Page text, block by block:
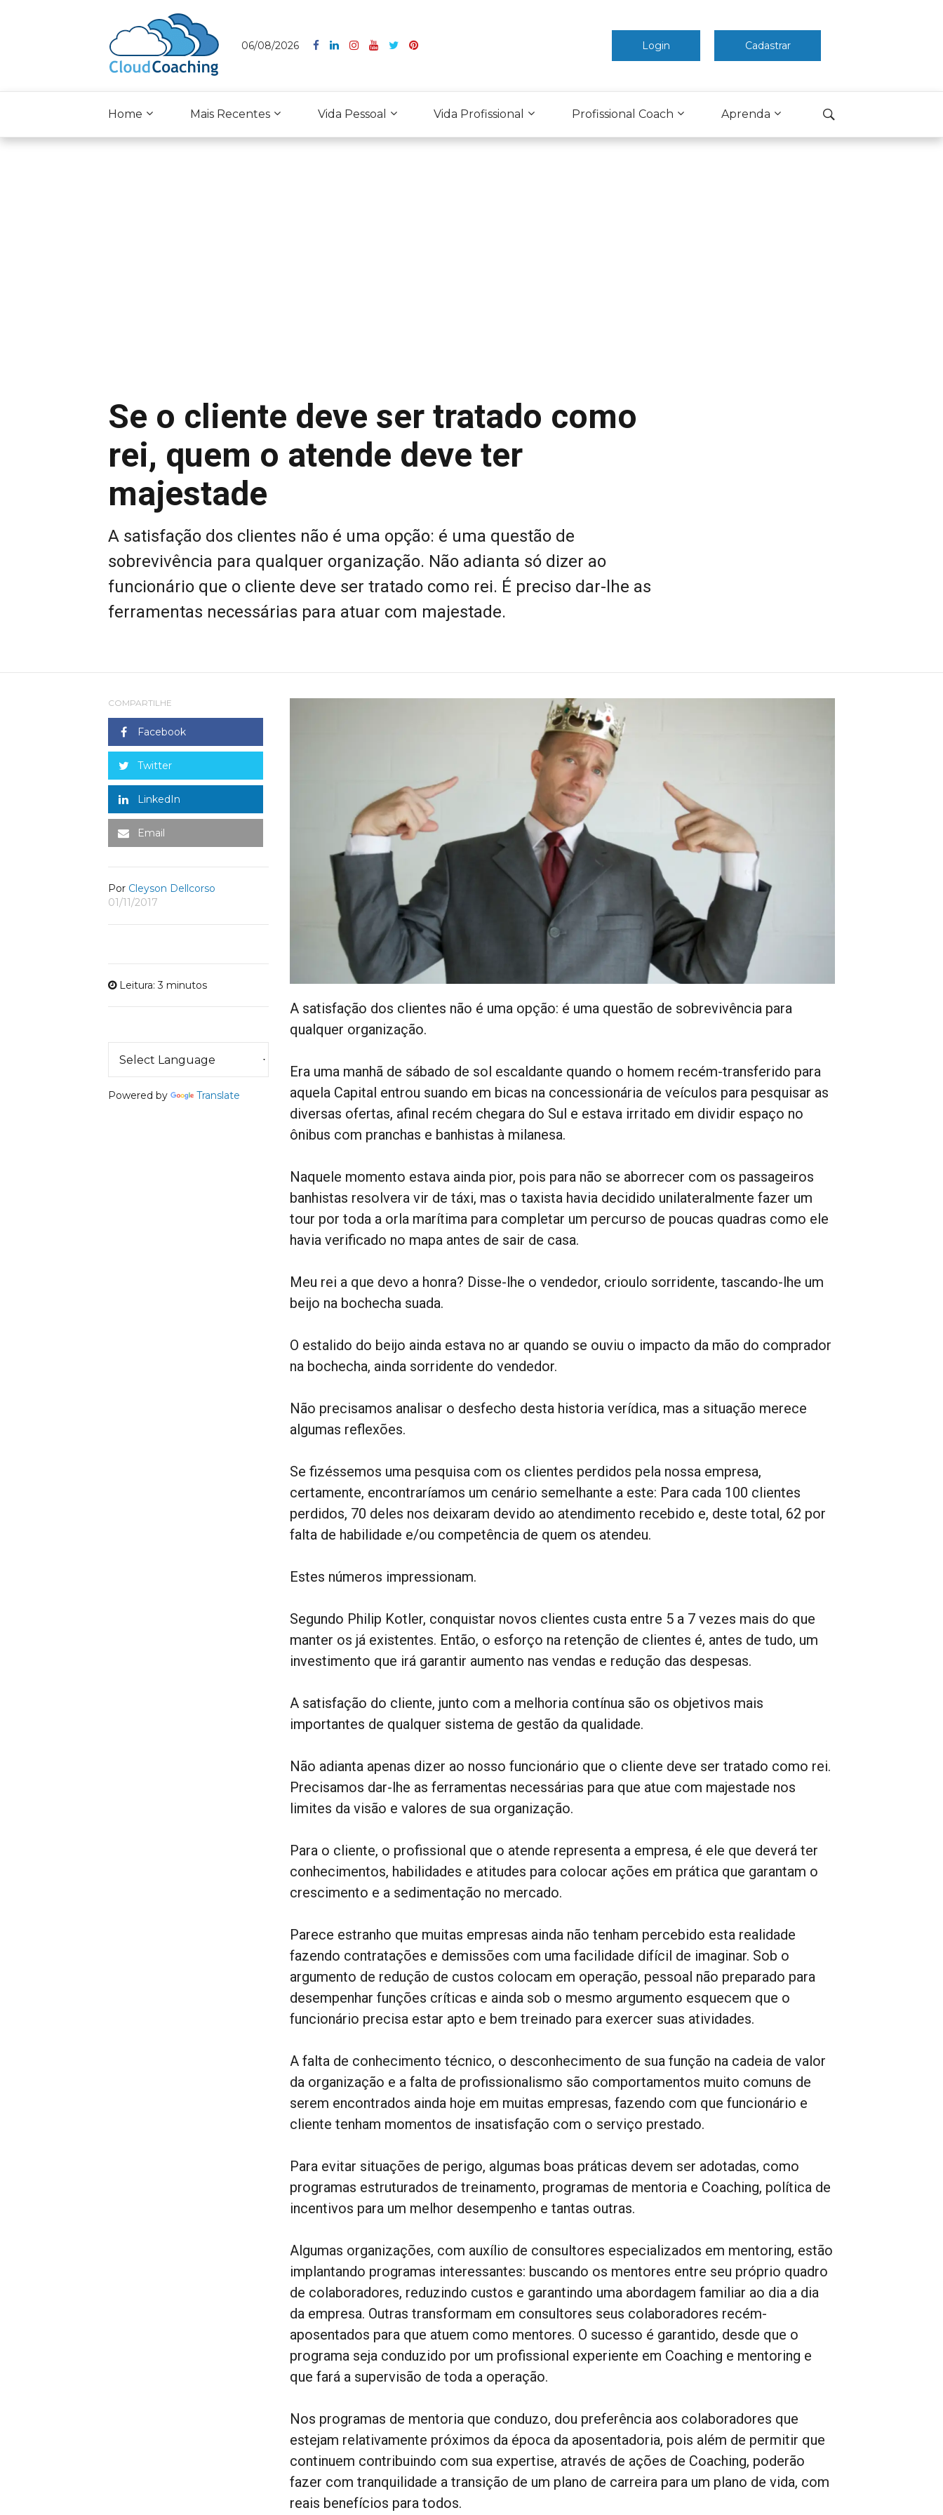
06/08/2026 Login Cadastrar
Home Mais Recentes Vida Pessoal Vida Profissional Profissional Coach Aprenda
Se o cliente deve ser tratado como
rei, quem o atende deve ter
majestade
A satisfação dos clientes não é uma opção: é uma questão de
sobrevivência para qualquer organização. Não adianta só dizer ao
funcionário que o cliente deve ser tratado como rei. É preciso dar-lhe as
ferramentas necessárias para atuar com majestade.
COMPARTILHE
Facebook
Twitter
LinkedIn
Email
Por Cleyson Dellcorso
01/11/2017
Leitura: 3 minutos
Powered by Translate
A satisfação dos clientes não é uma opção: é uma questão de sobrevivência para
qualquer organização.
Era uma manhã de sábado de sol escaldante quando o homem recém-transferido para
aquela Capital entrou suando em bicas na concessionária de veículos para pesquisar as
diversas ofertas, afinal recém chegara do Sul e estava irritado em dividir espaço no
ônibus com pranchas e banhistas à milanesa.
Naquele momento estava ainda pior, pois para não se aborrecer com os passageiros
banhistas resolvera vir de táxi, mas o taxista havia decidido unilateralmente fazer um
tour por toda a orla marítima para completar um percurso de poucas quadras como ele
havia verificado no mapa antes de sair de casa.
Meu rei a que devo a honra? Disse-lhe o vendedor, crioulo sorridente, tascando-lhe um
beijo na bochecha suada.
O estalido do beijo ainda estava no ar quando se ouviu o impacto da mão do comprador
na bochecha, ainda sorridente do vendedor.
Não precisamos analisar o desfecho desta historia verídica, mas a situação merece
algumas reflexões.
Se fizéssemos uma pesquisa com os clientes perdidos pela nossa empresa,
certamente, encontraríamos um cenário semelhante a este: Para cada 100 clientes
perdidos, 70 deles nos deixaram devido ao atendimento recebido e, deste total, 62 por
falta de habilidade e/ou competência de quem os atendeu.
Estes números impressionam.
Segundo Philip Kotler, conquistar novos clientes custa entre 5 a 7 vezes mais do que
manter os já existentes. Então, o esforço na retenção de clientes é, antes de tudo, um
investimento que irá garantir aumento nas vendas e redução das despesas.
A satisfação do cliente, junto com a melhoria contínua são os objetivos mais
importantes de qualquer sistema de gestão da qualidade.
Não adianta apenas dizer ao nosso funcionário que o cliente deve ser tratado como rei.
Precisamos dar-lhe as ferramentas necessárias para que atue com majestade nos
limites da visão e valores de sua organização.
Para o cliente, o profissional que o atende representa a empresa, é ele que deverá ter
conhecimentos, habilidades e atitudes para colocar ações em prática que garantam o
crescimento e a sedimentação no mercado.
Parece estranho que muitas empresas ainda não tenham percebido esta realidade
fazendo contratações e demissões com uma facilidade difícil de imaginar. Sob o
argumento de redução de custos colocam em operação, pessoal não preparado para
desempenhar funções críticas e ainda sob o mesmo argumento esquecem que o
funcionário precisa estar apto e bem treinado para exercer suas atividades.
A falta de conhecimento técnico, o desconhecimento de sua função na cadeia de valor
da organização e a falta de profissionalismo são comportamentos muito comuns de
serem encontrados ainda hoje em muitas empresas, fazendo com que funcionário e
cliente tenham momentos de insatisfação com o serviço prestado.
Para evitar situações de perigo, algumas boas práticas devem ser adotadas, como
programas estruturados de treinamento, programas de mentoria e Coaching, política de
incentivos para um melhor desempenho e tantas outras.
Algumas organizações, com auxílio de consultores especializados em mentoring, estão
implantando programas interessantes: buscando os mentores entre seu próprio quadro
de colaboradores, reduzindo custos e garantindo uma abordagem familiar ao dia a dia
da empresa. Outras transformam em consultores seus colaboradores recém-
aposentados para que atuem como mentores. O sucesso é garantido, desde que o
programa seja conduzido por um profissional experiente em Coaching e mentoring e
que fará a supervisão de toda a operação.
Nos programas de mentoria que conduzo, dou preferência aos colaboradores que
estejam relativamente próximos da época da aposentadoria, pois além de permitir que
continuem contribuindo com sua expertise, através de ações de Coaching, poderão
fazer com tranquilidade a transição de um plano de carreira para um plano de vida, com
reais benefícios para todos.